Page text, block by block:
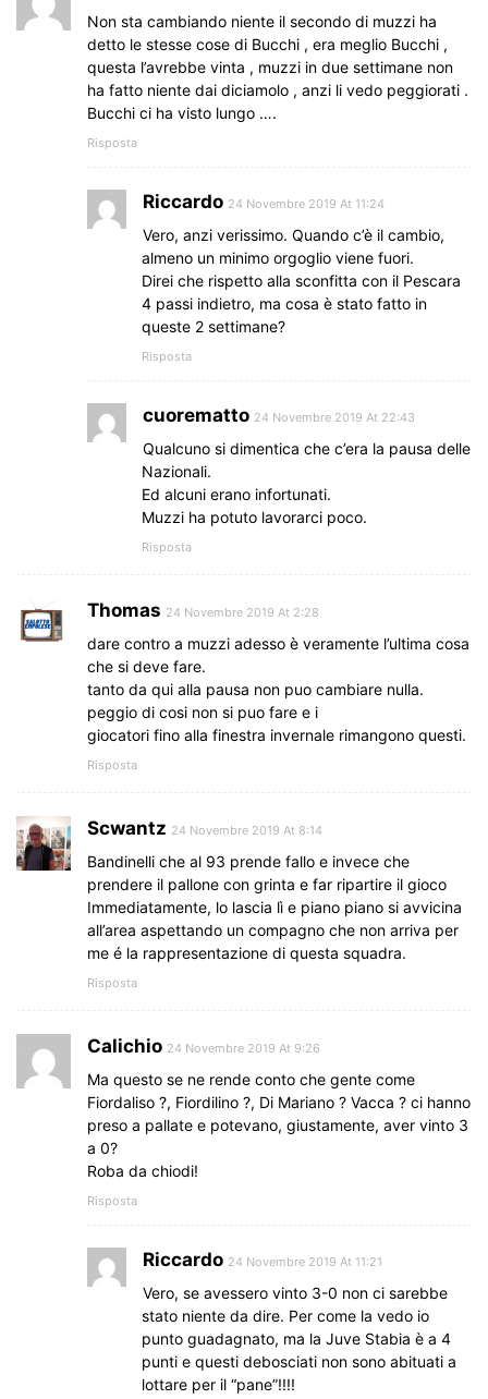
Non sta cambiando niente il secondo di muzzi ha
detto le stesse cose di Bucchi , era meglio Bucchi ,
questa l’avrebbe vinta , muzzi in due settimane non
ha fatto niente dai diciamolo , anzi li vedo peggiorati .
Bucchi ci ha visto lungo ….
Risposta
Riccardo 24 Novembre 2019 At 11:24
Vero, anzi verissimo. Quando c’è il cambio,
almeno un minimo orgoglio viene fuori.
Direi che rispetto alla sconfitta con il Pescara
4 passi indietro, ma cosa è stato fatto in
queste 2 settimane?
Risposta
cuorematto 24 Novembre 2019 At 22:43
Qualcuno si dimentica che c’era la pausa delle
Nazionali.
Ed alcuni erano infortunati.
Muzzi ha potuto lavorarci poco.
Risposta
Thomas 24 Novembre 2019 At 2:28
dare contro a muzzi adesso è veramente l’ultima cosa
che si deve fare.
tanto da qui alla pausa non puo cambiare nulla.
peggio di cosi non si puo fare e i
giocatori fino alla finestra invernale rimangono questi.
Risposta
Scwantz 24 Novembre 2019 At 8:14
Bandinelli che al 93 prende fallo e invece che
prendere il pallone con grinta e far ripartire il gioco
Immediatamente, lo lascia lì e piano piano si avvicina
all’area aspettando un compagno che non arriva per
me é la rappresentazione di questa squadra.
Risposta
Calichio 24 Novembre 2019 At 9:26
Ma questo se ne rende conto che gente come
Fiordaliso ?, Fiordilino ?, Di Mariano ? Vacca ? ci hanno
preso a pallate e potevano, giustamente, aver vinto 3
a 0?
Roba da chiodi!
Risposta
Riccardo 24 Novembre 2019 At 11:21
Vero, se avessero vinto 3-0 non ci sarebbe
stato niente da dire. Per come la vedo io
punto guadagnato, ma la Juve Stabia è a 4
punti e questi debosciati non sono abituati a
lottare per il “pane”!!!!